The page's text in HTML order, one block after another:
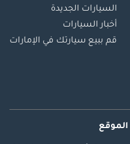
السيارات الجديدة
أخبار السيارات
قم ببيع سيارتك في الإمارات